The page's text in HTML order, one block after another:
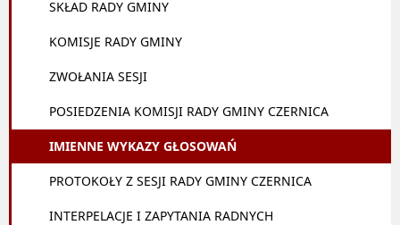
SKŁAD RADY GMINY
KOMISJE RADY GMINY
ZWOŁANIA SESJI
POSIEDZENIA KOMISJI RADY GMINY CZERNICA
IMIENNE WYKAZY GŁOSOWAŃ
PROTOKOŁY Z SESJI RADY GMINY CZERNICA
INTERPELACJE I ZAPYTANIA RADNYCH